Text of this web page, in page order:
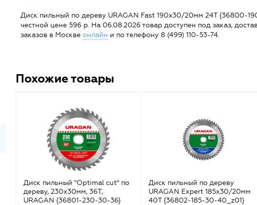
Диск пильный по дереву URAGAN Fast 190х30/20мм 24Т {36800-
честной цене 596 р. На 06.08.2026 товар доступен под заказ,
заказов в Москве онлайн и по телефону 8 (499) 110-53-74.
Похожие товары
Диск пильный "Optimal cut" по
дереву, 230х30мм, 36Т,
URAGAN {36801-230-30-36}
Диск пильный по дереву
URAGAN Expert 185х30/20мм
40Т {36802-185-30-40_z01}